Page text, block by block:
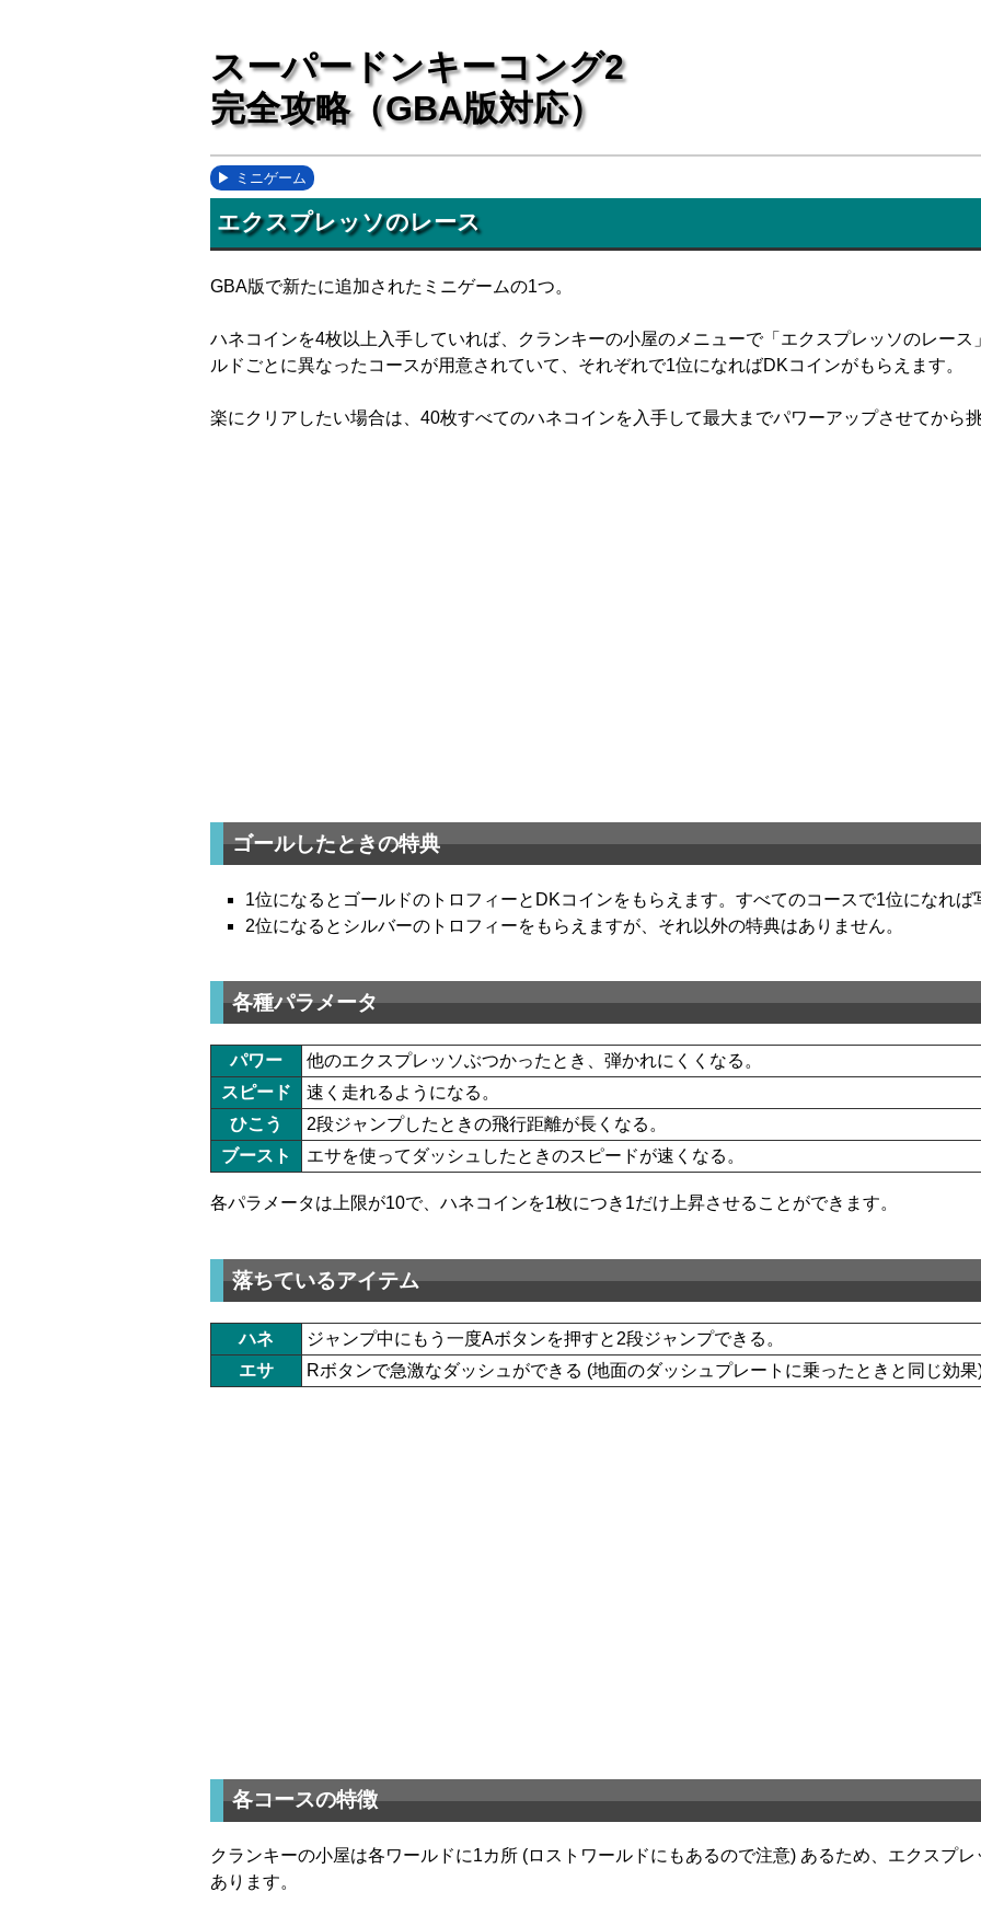
スーパードンキーコング2
完全攻略（GBA版対応）
ミニゲーム
エクスプレッソのレース
GBA版で新たに追加されたミニゲームの1つ。
ハネコインを4枚以上入手していれば、クランキーの小屋のメニューで「エクスプレッソのレー
ルドごとに異なったコースが用意されていて、それぞれで1位になればDKコインがもらえます。
楽にクリアしたい場合は、40枚すべてのハネコインを入手して最大までパワーアップさせてから
ゴールしたときの特典
1位になるとゴールドのトロフィーとDKコインをもらえます。すべてのコースで1位になれば
2位になるとシルバーのトロフィーをもらえますが、それ以外の特典はありません。
各種パラメータ
パワー
他のエクスプレッソぶつかったとき、弾かれにくくなる。
スピード
速く走れるようになる。
ひこう
2段ジャンプしたときの飛行距離が長くなる。
ブースト
エサを使ってダッシュしたときのスピードが速くなる。
各パラメータは上限が10で、ハネコインを1枚につき1だけ上昇させることができます。
落ちているアイテム
ハネ
ジャンプ中にもう一度Aボタンを押すと2段ジャンプできる。
エサ
Rボタンで急激なダッシュができる (地面のダッシュプレートに乗ったときと同じ効果
各コースの特徴
クランキーの小屋は各ワールドに1カ所 (ロストワールドにもあるので注意) あるため、エクスプ
あります。